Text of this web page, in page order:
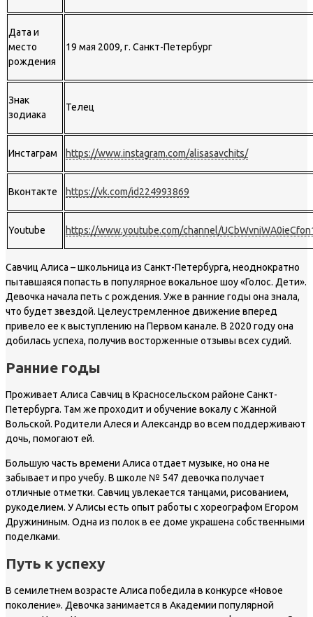
Дата и
место
рождения
19 мая 2009, г. Санкт-Петербург
Знак
зодиака
Телец
Инстаграм https://www.instagram.com/alisasavchits/
Вконтакте https://vk.com/id224993869
Youtube https://www.youtube.com/channel/
Савчиц Алиса – школьница из Санкт-Петербурга, неоднократно
пытавшаяся попасть в популярное вокальное шоу «Голос. Дети».
Девочка начала петь с рождения. Уже в ранние годы она знала,
что будет звездой. Целеустремленное движение вперед
привело ее к выступлению на Первом канале. В 2020 году она
добилась успеха, получив восторженные отзывы всех судий.
Ранние годы
Проживает Алиса Савчиц в Красносельском районе Санкт-
Петербурга. Там же проходит и обучение вокалу с Жанной
Вольской. Родители Алеся и Александр во всем поддерживают
дочь, помогают ей.
Большую часть времени Алиса отдает музыке, но она не
забывает и про учебу. В школе № 547 девочка получает
отличные отметки. Савчиц увлекается танцами, рисованием,
рукоделием. У Алисы есть опыт работы с хореографом Егором
Дружининым. Одна из полок в ее доме украшена собственными
поделками.
Путь к успеху
В семилетнем возрасте Алиса победила в конкурсе «Новое
поколение». Девочка занимается в Академии популярной